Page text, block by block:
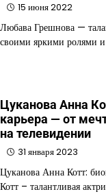
15 июня 2022
Любава Грешнова —
своими яркими ролями
Цуканова Анна
карьера — от
на телевидении
31 января 2023
Цуканова Анна Котт:
Котт – талантливая